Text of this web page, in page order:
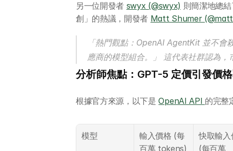
另一位開發者 swyx (@swyx) 則簡潔地總
創」的熱議，開發者 Matt Shumer
「熱門觀點：OpenAI AgentKit 並不
應商的模型組合。」 這代表社群認為，
分析師焦點：GPT-5 定價引發價
根據官方來源，以下是 OpenAI API 的完整
模型
輸入價格 (每
百萬 tokens)
快取輸入
(每百萬